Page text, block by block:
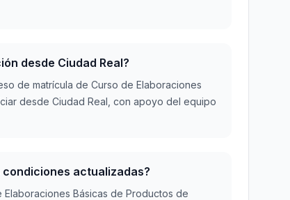
desde Ciudad Real?
de matrícula de Curso de Elaboraciones
desde Ciudad Real, con apoyo del equipo
actualizadas?
Básicas de Productos de